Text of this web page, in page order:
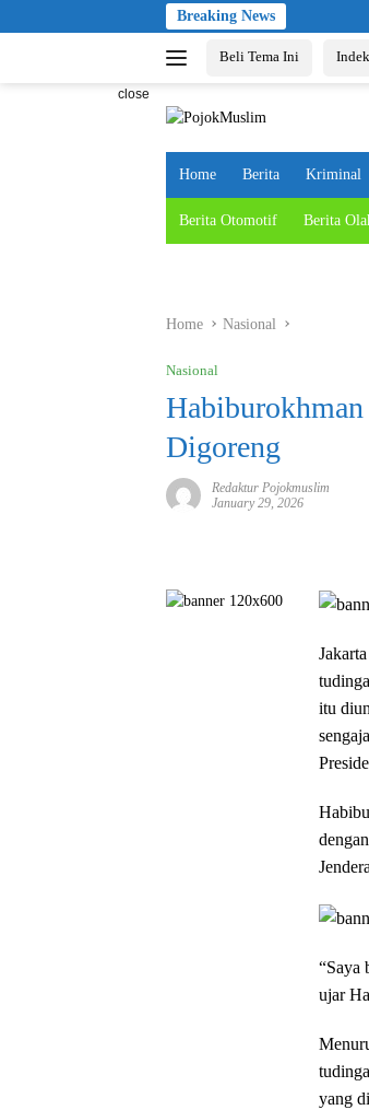
to
Breaking News
Beli Tema Ini
close
Home Berita Kriminal
Berita Otomotif Berita
Home Nasional
Nasional
Digoreng
Redaktur Pojokmuslim
January 29, 2026
itu
“Saya
ujar
yang